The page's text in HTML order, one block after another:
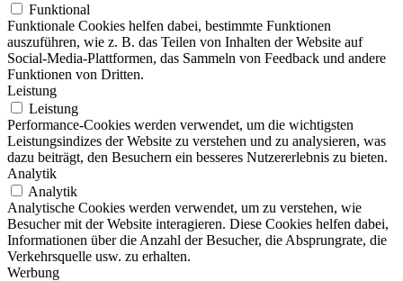
Funktional
Funktionale Cookies helfen dabei, bestimmte Funktionen
auszuführen, wie z. B. das Teilen von Inhalten der Website auf
Social-Media-Plattformen, das Sammeln von Feedback und andere
Funktionen von Dritten.
Leistung
Leistung
Performance-Cookies werden verwendet, um die wichtigsten
Leistungsindizes der Website zu verstehen und zu analysieren, was
dazu beiträgt, den Besuchern ein besseres Nutzererlebnis zu bieten.
Analytik
Analytik
Analytische Cookies werden verwendet, um zu verstehen, wie
Besucher mit der Website interagieren. Diese Cookies helfen dabei,
Informationen über die Anzahl der Besucher, die Absprungrate, die
Verkehrsquelle usw. zu erhalten.
Werbung